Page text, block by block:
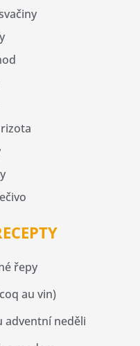
řepy
au vin)
adventní neděli